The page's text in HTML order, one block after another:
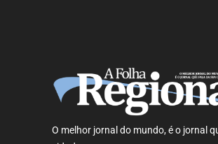
O melhor jornal do mundo, é o jornal